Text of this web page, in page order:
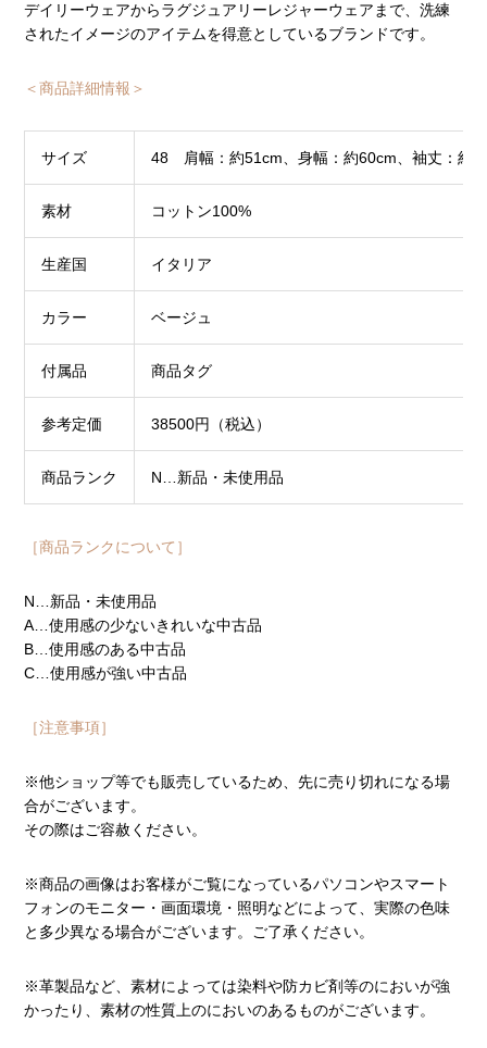
デイリーウェアからラグジュアリーレジャーウェアまで、洗練
されたイメージのアイテムを得意としているブランドです。
＜商品詳細情報＞
サイズ 48 肩幅：約51cm、身幅：約60cm、袖丈：約
素材 コットン100%
生産国 イタリア
カラー ベージュ
付属品 商品タグ
参考定価 38500円（税込）
商品ランク N…新品・未使用品
［商品ランクについて］
N…新品・未使用品
A…使用感の少ないきれいな中古品
B…使用感のある中古品
C…使用感が強い中古品
［注意事項］
※他ショップ等でも販売しているため、先に売り切れになる場
合がございます。
その際はご容赦ください。
※商品の画像はお客様がご覧になっているパソコンやスマート
フォンのモニター・画面環境・照明などによって、実際の色味
と多少異なる場合がございます。ご了承ください。
※革製品など、素材によっては染料や防カビ剤等のにおいが強
かったり、素材の性質上のにおいのあるものがございます。